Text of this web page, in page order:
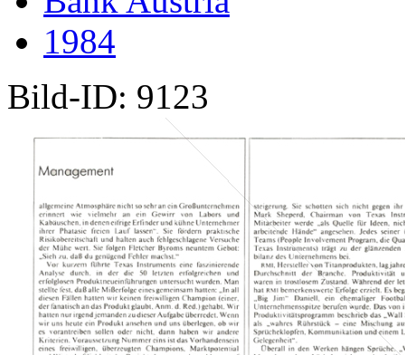
1984
Bild-ID: 9123